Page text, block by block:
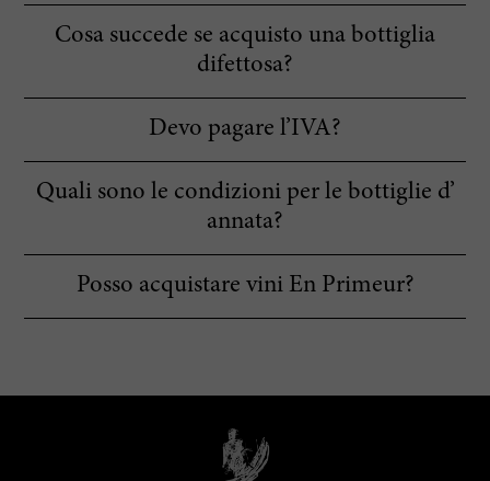
Cosa succede se acquisto una bottiglia
difettosa?
Devo pagare l’IVA?
Quali sono le condizioni per le bottiglie d’
annata?
Posso acquistare vini En Primeur?